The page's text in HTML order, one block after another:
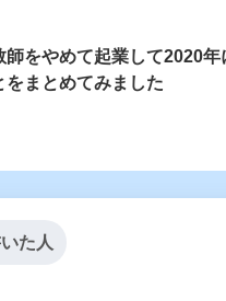
師をやめて起業して2020年
をまとめてみました
た人